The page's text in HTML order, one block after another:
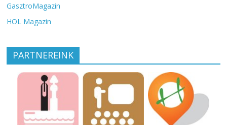
GasztroMagazin
HOL Magazin
PARTNEREINK